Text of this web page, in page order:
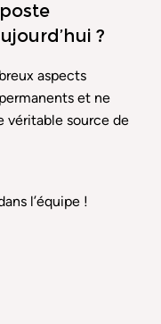
?
aspects
et ne
véritable source de
l’équipe !